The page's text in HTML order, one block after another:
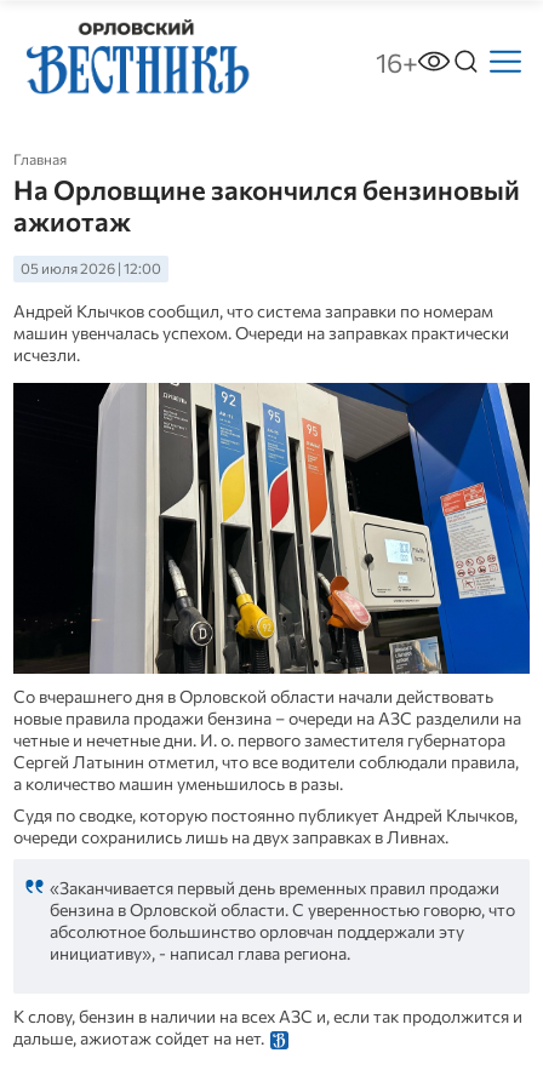
16+
Главная
На Орловщине закончился бензиновый
ажиотаж
05 июля 2026 | 12:00
Андрей Клычков сообщил, что система заправки по номерам
машин увенчалась успехом. Очереди на заправках практически
исчезли.
Со вчерашнего дня в Орловской области начали действовать
новые правила продажи бензина – очереди на АЗС разделили на
четные и нечетные дни. И. о. первого заместителя губернатора
Сергей Латынин отметил, что все водители соблюдали правила,
а количество машин уменьшилось в разы.
Судя по сводке, которую постоянно публикует Андрей Клычков,
очереди сохранились лишь на двух заправках в Ливнах.
«Заканчивается первый день временных правил продажи
бензина в Орловской области. С уверенностью говорю, что
абсолютное большинство орловчан поддержали эту
инициативу», - написал глава региона.
К слову, бензин в наличии на всех АЗС и, если так продолжится и
дальше, ажиотаж сойдет на нет.